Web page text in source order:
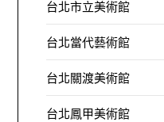
台北市立美術館
台北當代藝術館
台北關渡美術館
台北鳳甲美術館